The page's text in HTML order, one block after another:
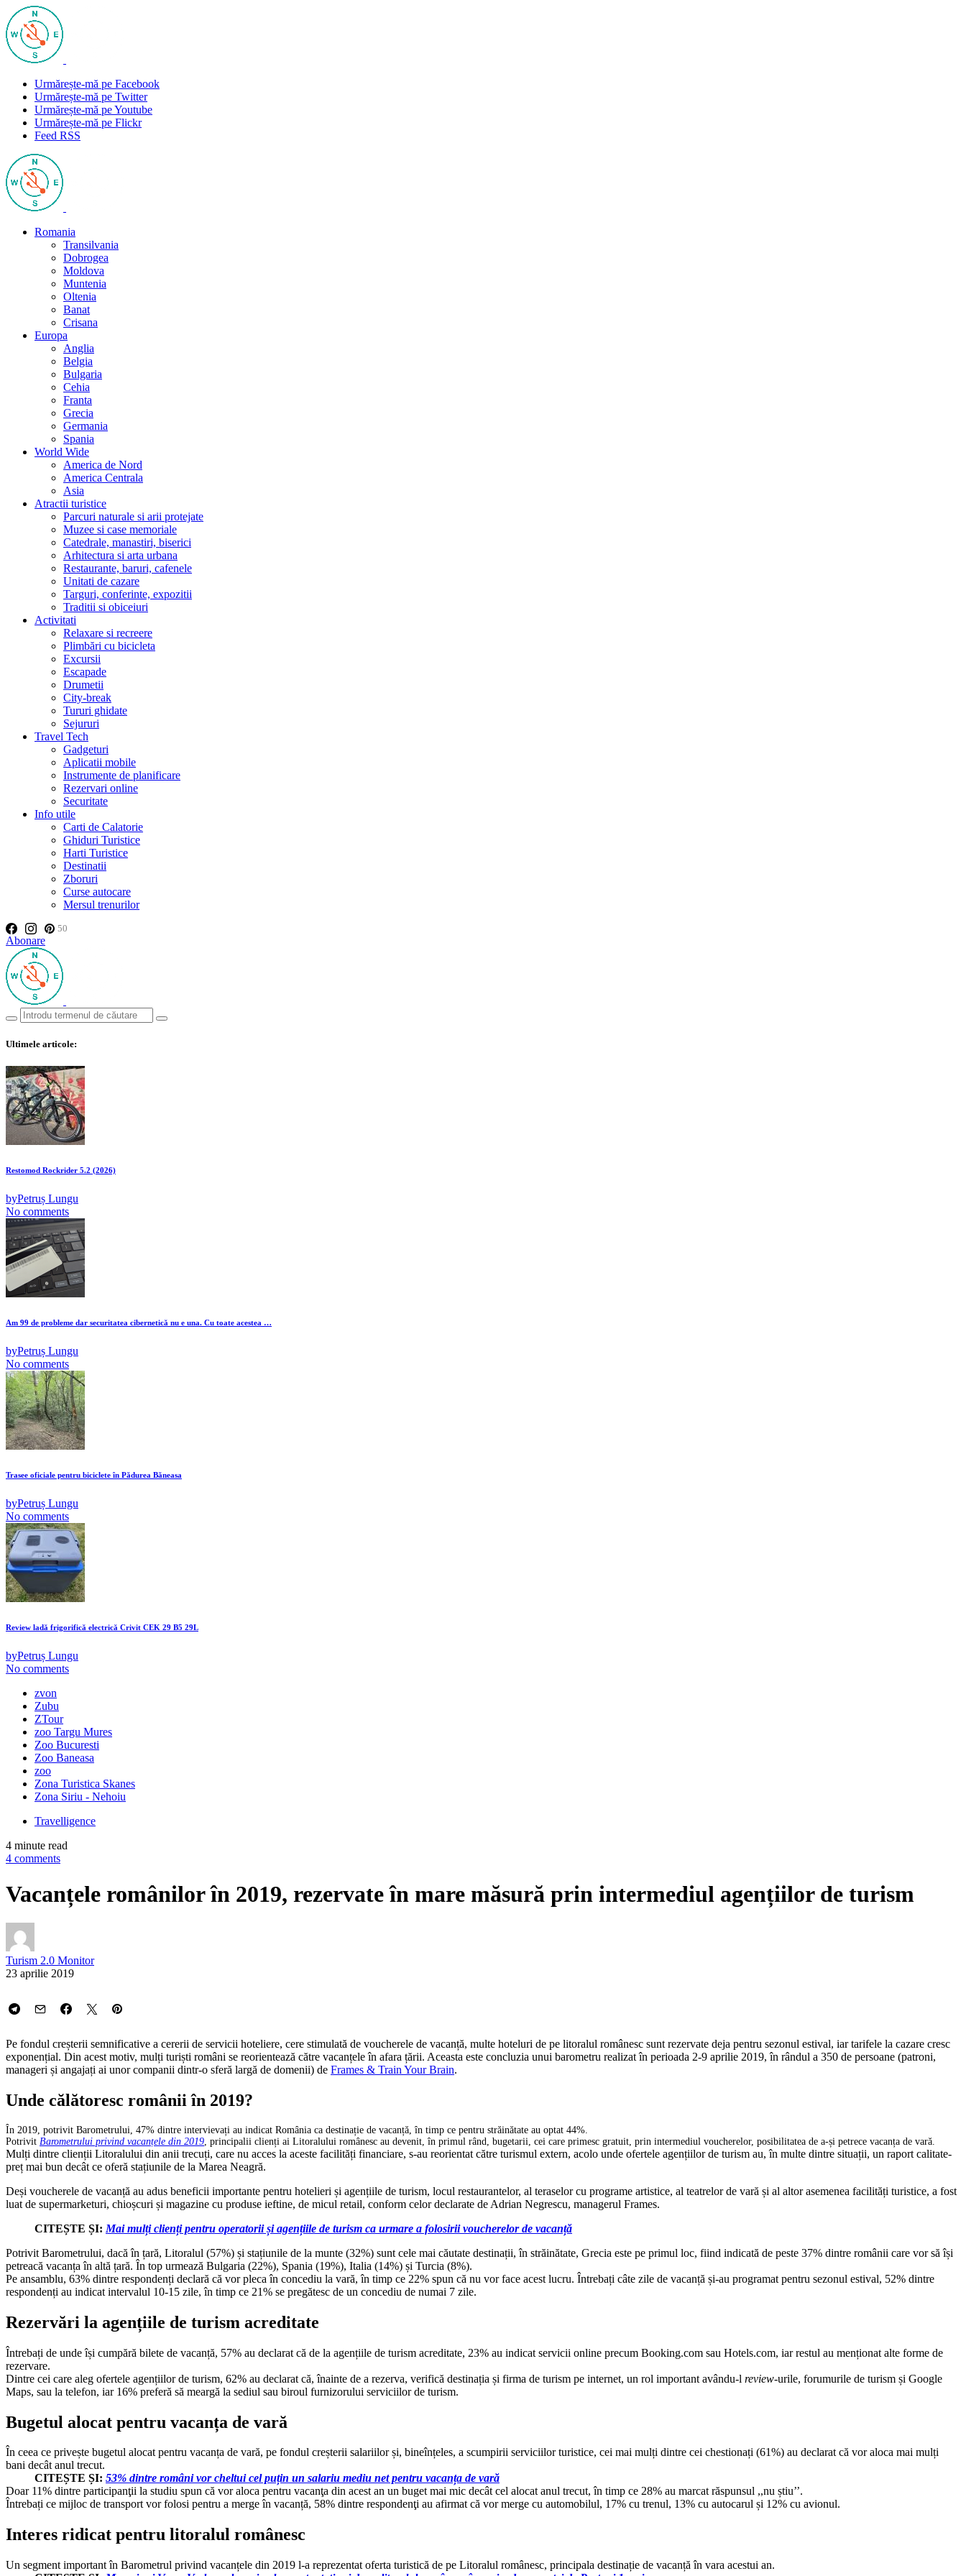
Urmărește-mă pe Facebook
Urmărește-mă pe Twitter
Urmărește-mă pe Youtube
Urmărește-mă pe Flickr
Feed RSS
Romania
Transilvania
Dobrogea
Moldova
Muntenia
Oltenia
Banat
Crisana
Europa
Anglia
Belgia
Bulgaria
Cehia
Franta
Grecia
Germania
Spania
World Wide
America de Nord
America Centrala
Asia
Atractii turistice
Parcuri naturale si arii protejate
Muzee si case memoriale
Catedrale, manastiri, biserici
Arhitectura si arta urbana
Restaurante, baruri, cafenele
Unitati de cazare
Targuri, conferinte, expozitii
Traditii si obiceiuri
Activitati
Relaxare si recreere
Plimbări cu bicicleta
Excursii
Escapade
Drumetii
City-break
Tururi ghidate
Sejururi
Travel Tech
Gadgeturi
Aplicatii mobile
Instrumente de planificare
Rezervari online
Securitate
Info utile
Carti de Calatorie
Ghiduri Turistice
Harti Turistice
Destinatii
Zboruri
Curse autocare
Mersul trenurilor
50
Abonare
Ultimele articole:
Restomod Rockrider 5.2 (2026)
byPetruș Lungu
No comments
Am 99 de probleme dar securitatea cibernetică nu e una. Cu toate acestea …
byPetruș Lungu
No comments
Trasee oficiale pentru biciclete în Pădurea Băneasa
byPetruș Lungu
No comments
Review ladă frigorifică electrică Crivit CEK 29 B5 29L
byPetruș Lungu
No comments
zvon
Zubu
ZTour
zoo Targu Mures
Zoo Bucuresti
Zoo Baneasa
zoo
Zona Turistica Skanes
Zona Siriu - Nehoiu
Travelligence
4 minute read
4 comments
Vacanțele românilor în 2019, rezervate în mare măsură prin intermediul agențiilor de turism
Turism 2.0 Monitor
23 aprilie 2019
Pe fondul creșterii semnificative a cererii de servicii hoteliere, cere stimulată de voucherele de vacanță, multe hoteluri de pe litoralul românesc sunt rezervate deja pentru sezonul estival, iar tarifele la cazare cresc
exponențial. Din acest motiv, mulți turiști români se reorientează către vacanțele în afara țării. Aceasta este concluzia unui barometru realizat în perioada 2-9 aprilie 2019, în rândul a 350 de persoane (patroni,
manageri și angajați ai unor companii dintr-o sferă largă de domenii) de Frames & Train Your Brain.
Unde călătoresc românii în 2019?
În 2019, potrivit Barometrului, 47% dintre intervievați au indicat România ca destinație de vacanță, în timp ce pentru străinătate au optat 44%.
Potrivit Barometrului privind vacanțele din 2019 , principalii clienți ai Litoralului românesc au devenit, în primul rând, bugetarii, cei care primesc gratuit, prin intermediul voucherelor, posibilitatea de a-și petrece vacanța de vară.
Mulți dintre clienții Litoralului din anii trecuți, care nu acces la aceste facilități financiare, s-au reorientat către turismul extern, acolo unde ofertele agențiilor de turism au, în multe dintre situații, un raport calitate-
preț mai bun decât ce oferă stațiunile de la Marea Neagră.
Deși voucherele de vacanță au adus beneficii importante pentru hotelieri și agențiile de turism, locul restaurantelor, al teraselor cu programe artistice, al teatrelor de vară și al altor asemenea facilități turistice, a fost
luat de supermarketuri, chioșcuri și magazine cu produse ieftine, de micul retail, conform celor declarate de Adrian Negrescu, managerul Frames.
CITEȘTE ȘI: Mai mulți clienți pentru operatorii și agențiile de turism ca urmare a folosirii voucherelor de vacanță
Potrivit Barometrului, dacă în țară, Litoralul (57%) și stațiunile de la munte (32%) sunt cele mai căutate destinații, în străinătate, Grecia este pe primul loc, fiind indicată de peste 37% dintre românii care vor să își
petreacă vacanța în altă țară. În top urmează Bulgaria (22%), Spania (19%), Italia (14%) și Turcia (8%).
Pe ansamblu, 63% dintre respondenți declară că vor pleca în concediu la vară, în timp ce 22% spun că nu vor face acest lucru. Întrebați câte zile de vacanță și-au programat pentru sezonul estival, 52% dintre
respondenți au indicat intervalul 10-15 zile, în timp ce 21% se pregătesc de un concediu de numai 7 zile.
Rezervări la agențiile de turism acreditate
Întrebați de unde își cumpără bilete de vacanță, 57% au declarat că de la agențiile de turism acreditate, 23% au indicat servicii online precum Booking.com sau Hotels.com, iar restul au menționat alte forme de
rezervare.
Dintre cei care aleg ofertele agențiilor de turism, 62% au declarat că, înainte de a rezerva, verifică destinația și firma de turism pe internet, un rol important avându-l review-urile, forumurile de turism și Google
Maps, sau la telefon, iar 16% preferă să meargă la sediul sau biroul furnizorului serviciilor de turism.
Bugetul alocat pentru vacanța de vară
În ceea ce privește bugetul alocat pentru vacanța de vară, pe fondul creșterii salariilor și, bineînțeles, a scumpirii serviciilor turistice, cei mai mulți dintre cei chestionați (61%) au declarat că vor aloca mai mulți
bani decât anul trecut.
CITEȘTE ȘI: 53% dintre români vor cheltui cel puțin un salariu mediu net pentru vacanța de vară
Doar 11% dintre participanţii la studiu spun că vor aloca pentru vacanţa din acest an un buget mai mic decât cel alocat anul trecut, în timp ce 28% au marcat răspunsul ,,nu știu’’.
Întrebați ce mijloc de transport vor folosi pentru a merge în vacanță, 58% dintre respondenţi au afirmat că vor merge cu automobilul, 17% cu trenul, 13% cu autocarul și 12% cu avionul.
Interes ridicat pentru litoralul românesc
Un segment important în Barometrul privind vacanțele din 2019 l-a reprezentat oferta turistică de pe Litoralul românesc, principala destinație de vacanță în vara acestui an.